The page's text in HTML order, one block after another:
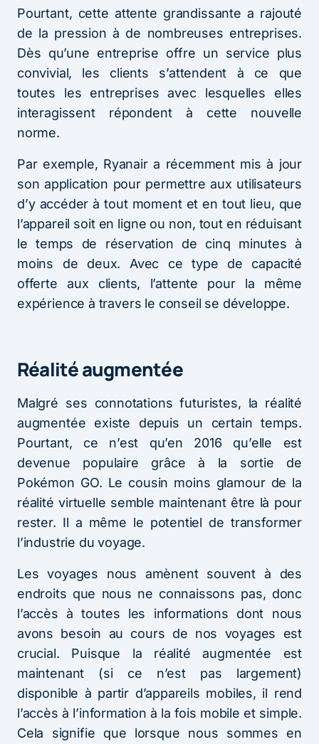
Pourtant, cette attente grandissante a rajouté
de la pression à de nombreuses entreprises.
Dès qu’une entreprise offre un service plus
convivial, les clients s’attendent à ce que
toutes les entreprises avec lesquelles elles
interagissent répondent à cette nouvelle
norme.
Par exemple, Ryanair a récemment mis à jour
son application pour permettre aux utilisateurs
d’y accéder à tout moment et en tout lieu, que
l’appareil soit en ligne ou non, tout en réduisant
le temps de réservation de cinq minutes à
moins de deux. Avec ce type de capacité
offerte aux clients, l’attente pour la même
expérience à travers le conseil se développe.
Réalité augmentée
Malgré ses connotations futuristes, la réalité
augmentée existe depuis un certain temps.
Pourtant, ce n’est qu’en 2016 qu’elle est
devenue populaire grâce à la sortie de
Pokémon GO. Le cousin moins glamour de la
réalité virtuelle semble maintenant être là pour
rester. Il a même le potentiel de transformer
l’industrie du voyage.
Les voyages nous amènent souvent à des
endroits que nous ne connaissons pas, donc
l’accès à toutes les informations dont nous
avons besoin au cours de nos voyages est
crucial. Puisque la réalité augmentée est
maintenant (si ce n’est pas largement)
disponible à partir d’appareils mobiles, il rend
l’accès à l’information à la fois mobile et simple.
Cela signifie que lorsque nous sommes en